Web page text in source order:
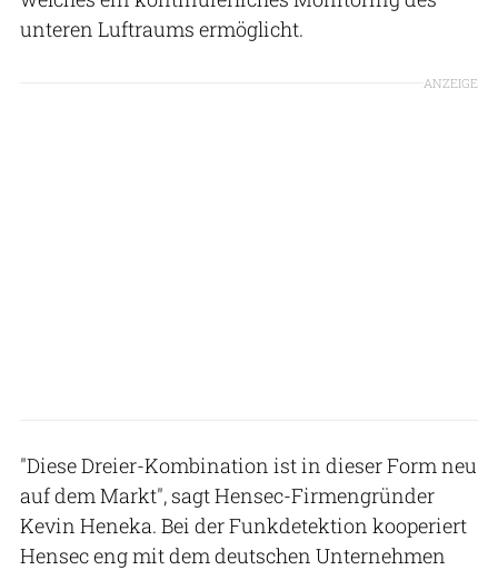
unteren Luftraums ermöglicht.
ANZEIGE
"Diese Dreier-Kombination ist in dieser Form neu
auf dem Markt", sagt Hensec-Firmengründer
Kevin Heneka. Bei der Funkdetektion kooperiert
Hensec eng mit dem deutschen Unternehmen